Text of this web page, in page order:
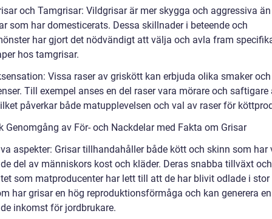
och Tamgrisar: Vildgrisar är mer skygga och aggressiva
som har domesticerats. Dessa skillnader i beteende och
har gjort det nödvändigt att välja och avla fram
hos tamgrisar.
Vissa raser av griskött kan erbjuda olika smaker och
Till exempel anses en del raser vara mörare och saftigare
påverkar både matupplevelsen och val av raser för
Genomgång av För- och Nackdelar med Fakta om Grisar
aspekter: Grisar tillhandahåller både kött och skinn som har
del av människors kost och kläder. Deras snabba tillväxt och
som matproducenter har lett till att de har blivit odlade i stor
har grisar en hög reproduktionsförmåga och kan generera en
inkomst för jordbrukare.